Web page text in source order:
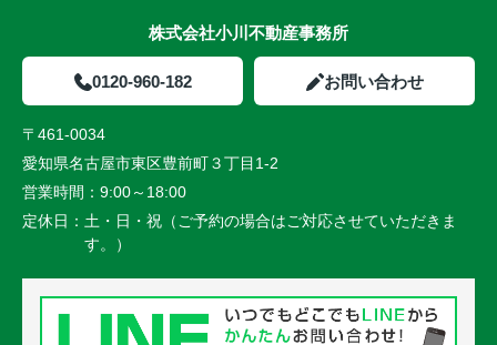
株式会社小川不動産事務所
0120-960-182 お問い合わせ
〒461-0034
愛知県名古屋市東区豊前町３丁目1-2
営業時間： 9:00～18:00
定休日： 土・日・祝（ご予約の場合はご対応させていただきま
す。）